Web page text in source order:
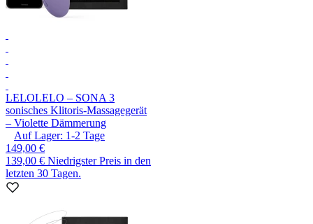
LELOLELO – SONA 3
sonisches Klitoris-Massagegerät
– Violette Dämmerung
Auf Lager: 1-2 Tage
149,00 €
139,00 € Niedrigster Preis in den
letzten 30 Tagen.